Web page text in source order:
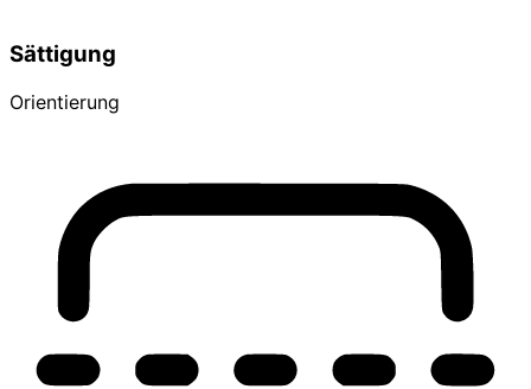
Sättigung
Orientierung